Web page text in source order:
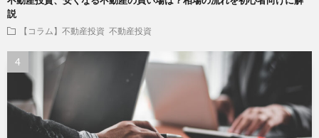
説
【コラム】不動産投資 不動産投資